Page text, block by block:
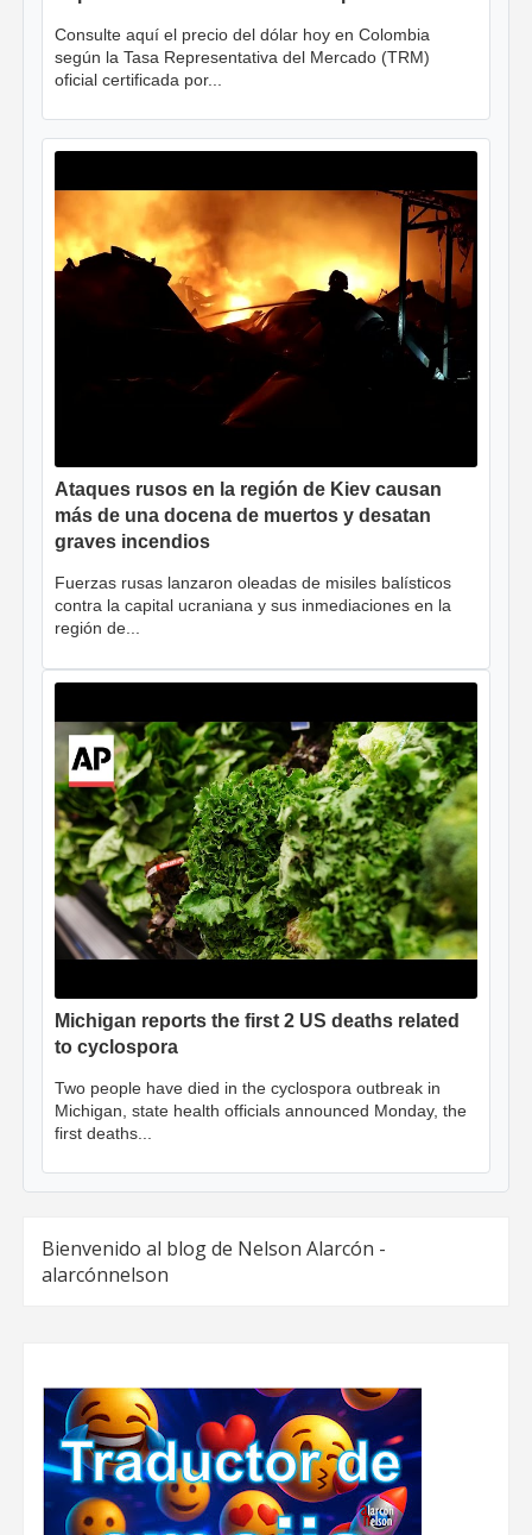
Consulte aquí el precio del dólar hoy en Colombia
según la Tasa Representativa del Mercado (TRM)
oficial certificada por...
Ataques rusos en la región de Kiev causan
más de una docena de muertos y desatan
graves incendios
Fuerzas rusas lanzaron oleadas de misiles balísticos
contra la capital ucraniana y sus inmediaciones en la
región de...
Michigan reports the first 2 US deaths related
to cyclospora
Two people have died in the cyclospora outbreak in
Michigan, state health officials announced Monday, the
first deaths...
Bienvenido al blog de Nelson Alarcón -
alarcónnelson